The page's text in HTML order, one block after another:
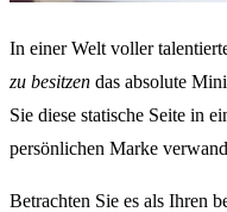
In einer Welt voller
zu besitzen das absolute
Sie diese statische Seite in
persönlichen Marke
Betrachten Sie es als Ihren